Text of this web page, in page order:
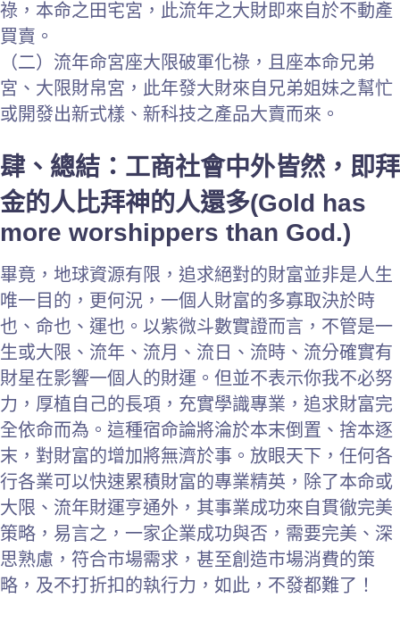
祿，本命之田宅宮，此流年之大財即來自於不動產
買賣。
（二）流年命宮座大限破軍化祿，且座本命兄弟
宮、大限財帛宮，此年發大財來自兄弟姐妹之幫忙
或開發出新式樣、新科技之產品大賣而來。
肆、總結：工商社會中外皆然，即拜
金的人比拜神的人還多(Gold has
more worshippers than God.)
畢竟，地球資源有限，追求絕對的財富並非是人生
唯一目的，更何況，一個人財富的多寡取決於時
也、命也、運也。以紫微斗數實證而言，不管是一
生或大限、流年、流月、流日、流時、流分確實有
財星在影響一個人的財運。但並不表示你我不必努
力，厚植自己的長項，充實學識專業，追求財富完
全依命而為。這種宿命論將淪於本末倒置、捨本逐
末，對財富的增加將無濟於事。放眼天下，任何各
行各業可以快速累積財富的專業精英，除了本命或
大限、流年財運亨通外，其事業成功來自貫徹完美
策略，易言之，一家企業成功與否，需要完美、深
思熟慮，符合市場需求，甚至創造市場消費的策
略，及不打折扣的執行力，如此，不發都難了！